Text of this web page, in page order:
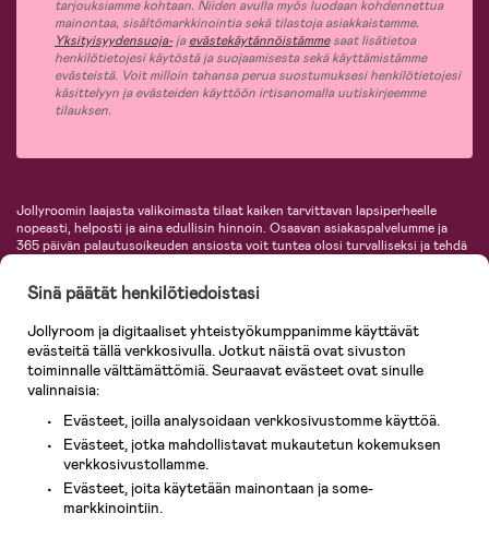
tarjouksiamme kohtaan. Niiden avulla myös luodaan kohdennettua
mainontaa, sisältömarkkinointia sekä tilastoja asiakkaistamme.
Yksityisyydensuoja-jaevästekäytännöistämmesaat lisätietoa
henkilötietojesi käytöstä ja suojaamisesta sekä käyttämistämme
evästeistä. Voit milloin tahansa perua suostumuksesi henkilötietojesi
käsittelyyn ja evästeiden käyttöön irtisanomalla uutiskirjeemme
tilauksen.
Jollyroomin laajasta valikoimasta tilaat kaiken tarvittavan lapsiperheelle
nopeasti, helposti ja aina edullisin hinnoin. Osaavan asiakaspalvelumme ja
365 päivän palautusoikeuden ansiosta voit tuntea olosi turvalliseksi ja tehdä
lastentarvikkeita sekä paljon muuta. Meiltä löydät lukuisia tunnettuja
KidKraft, Ergobaby, Philips Avent, Neonate, Cybex, LEGO ja monia muita!
Tervetuloa shoppailemaan Pohjoismaiden suurimpaan lastentarvikkeiden
verkkokauppaan!
Sinä päätät henkilötiedoistasi
Jollyroom ja digitaaliset yhteistyökumppanimme käyttävät
evästeitä tällä verkkosivulla. Jotkut näistä ovat sivuston
toiminnalle välttämättömiä. Seuraavat evästeet ovat sinulle
valinnaisia:
Evästeet, joilla analysoidaan verkkosivustomme käyttöä.
Evästeet, jotka mahdollistavat mukautetun kokemuksen
verkkosivustollamme.
Evästeet, joita käytetään mainontaan ja some-
markkinointiin.